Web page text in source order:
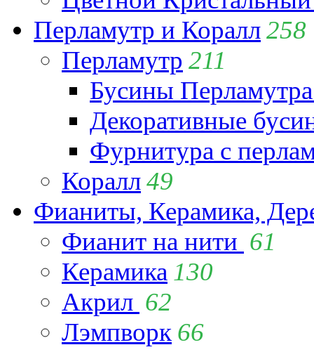
Перламутр и Коралл258
Перламутр 211
Бусины
Декоративные
Фурнитура с
Коралл49
Фианиты, Керамика,
Фианит на нити 61
Керамика 130
Акрил 62
Лэмпворк 66